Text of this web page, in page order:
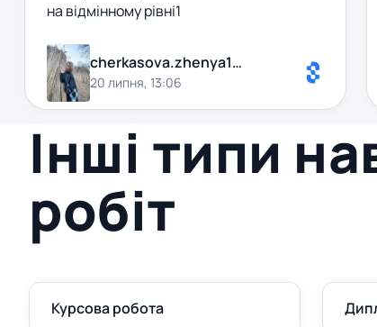
на відмінному рівні1
cherkasova.zhenya199840
20 липня, 13:06
Інші типи
робіт
Курсова робота